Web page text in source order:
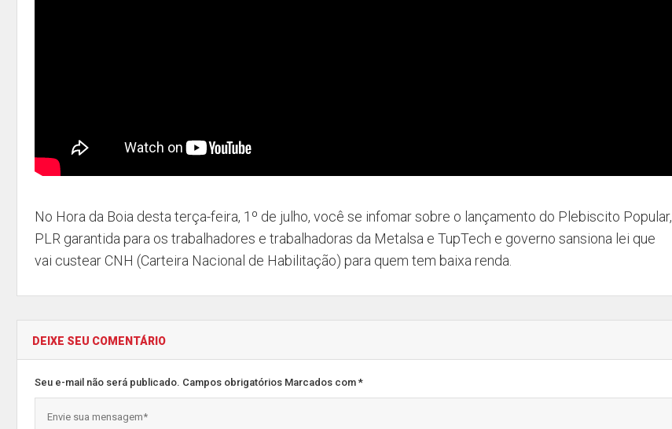
No Hora da Boia desta terça-feira, 1º de julho, você se infomar sobre o lançamento do Plebiscito Popular,
PLR garantida para os trabalhadores e trabalhadoras da Metalsa e TupTech e governo sansiona lei que
vai custear CNH (Carteira Nacional de Habilitação) para quem tem baixa renda.
DEIXE SEU COMENTÁRIO
Seu e-mail não será publicado. Campos obrigatórios Marcados com *